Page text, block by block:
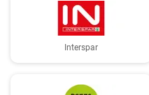
Interspar